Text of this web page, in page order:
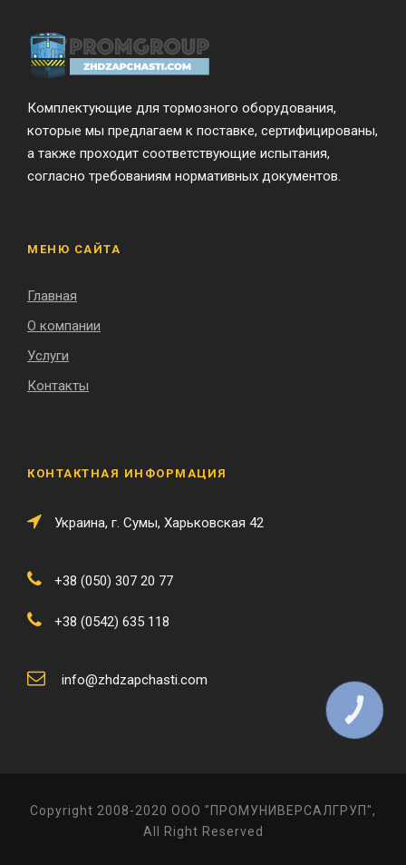
Комплектующие для тормозного оборудования,
которые мы предлагаем к поставке, сертифицированы,
а также проходит соответствующие испытания,
согласно требованиям нормативных документов.
МЕНЮ САЙТА
Главная
О компании
Услуги
Контакты
КОНТАКТНАЯ ИНФОРМАЦИЯ
Украина, г. Сумы, Харьковская 42
+38 (050) 307 20 77
+38 (0542) 635 118
info@zhdzapchasti.com
Copyright 2008-2020 ООО "ПРОМУНИВЕРСАЛГРУП",
All Right Reserved
КНОПКА
ЗВ'ЯЗКУ